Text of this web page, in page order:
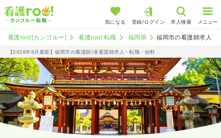
気になる 登録/ログイン 求人検索 メニュー
看護roo![カンゴルー] 看護roo! 転職 福岡県 福岡市の看護師求人
【2026年8月最新】福岡市の看護師/准看護師求人・転職・給料